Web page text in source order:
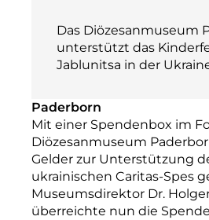
Das Diözesanmuseum
unterstützt das
Jablunitsa in der
Paderborn
Mit einer Spendenbox im
Diözesanmuseum
Gelder zur Unterstützung
ukrainischen Caritas-Spes
Museumsdirektor Dr.
überreichte nun die